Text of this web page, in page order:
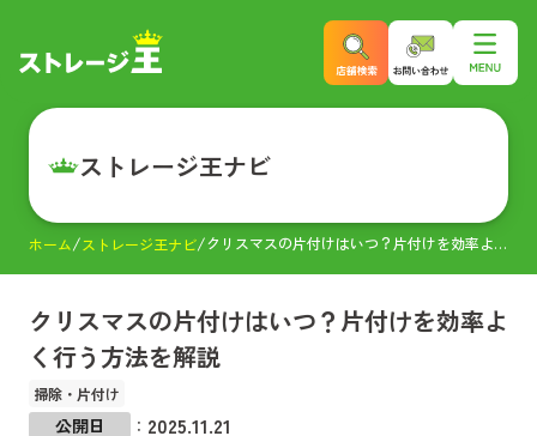
ストレージ王ナビ
ホーム ストレージ王ナビ クリスマスの片付けはいつ？片付けを効率よく行う方法を解説
クリスマスの片付けはいつ？片付けを効率よ
く行う方法を解説
掃除・片付け
公開日 ： 2025.11.21